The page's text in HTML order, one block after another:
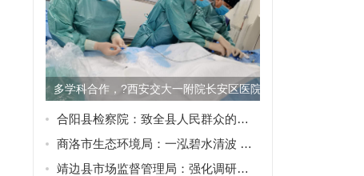
多学科合作，?西安交大一附院长安区医院成功完成首例颅内
合阳县检察院：致全县人民群众的一封信
商洛市生态环境局：一泓碧水清波 润泽千家万户
靖边县市场监督管理局：强化调研观摩，促进共同发展